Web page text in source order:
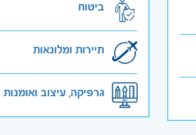
ביטוח
תיירות ומלונאות
גרפיקה, עיצוב ואומנות